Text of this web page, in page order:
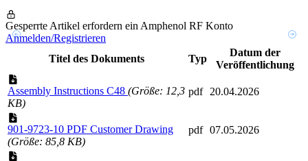
Gesperrte Artikel erfordern ein Amphenol RF Konto
Anmelden/Registrieren
Titel des Dokuments
Typ
Datum der
Veröffentlichung
Assembly Instructions C48 (Größe: 12,3
KB)
pdf 20.04.2026
901-9723-10 PDF Customer Drawing
(Größe: 85,8 KB)
pdf 07.05.2026